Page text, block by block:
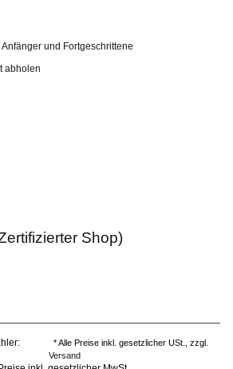
und Fortgeschrittene
abholen
Shop)
* Alle Preise inkl. gesetzlicher USt., zzgl.
Versand